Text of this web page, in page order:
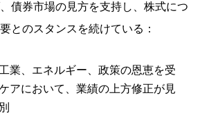
債券市場の見方を支持し、株式につ
とのスタンスを続けている：
業、エネルギー、政策の恩恵を受
アにおいて、業績の上方修正が見